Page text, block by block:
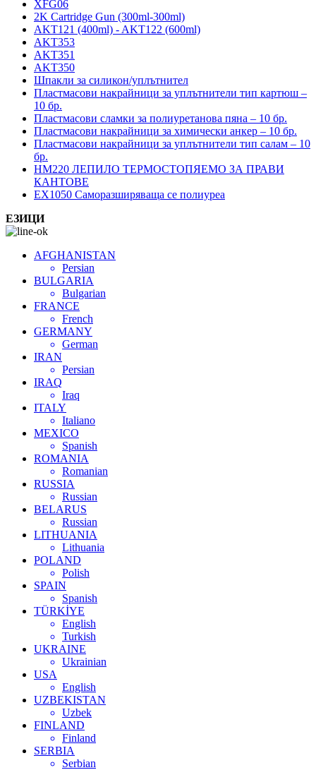
XFG06
2K Cartridge Gun (300ml-300ml)
AKT121 (400ml) - AKT122 (600ml)
AKT353
AKT351
AKT350
Шпакли за силикон/уплътнител
Пластмасови накрайници за уплътнители тип картюш –
10 бр.
Пластмасови сламки за полиуретанова пяна – 10 бр.
Пластмасови накрайници за химически анкер – 10 бр.
Пластмасови накрайници за уплътнители тип салам – 10
бр.
HM220 ЛЕПИЛО ТЕРМОСТОПЯЕМО ЗА ПРАВИ
КАНТОВЕ
EX1050 Саморазширяваща се полиуреа
ЕЗИЦИ
AFGHANISTAN
Persian
BULGARIA
Bulgarian
FRANCE
French
GERMANY
German
IRAN
Persian
IRAQ
Iraq
ITALY
Italiano
MEXICO
Spanish
ROMANIA
Romanian
RUSSIA
Russian
BELARUS
Russian
LITHUANIA
Lithuania
POLAND
Polish
SPAIN
Spanish
TÜRKİYE
English
Turkish
UKRAINE
Ukrainian
USA
English
UZBEKISTAN
Uzbek
FINLAND
Finland
SERBIA
Serbian